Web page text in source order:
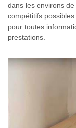
dans les environs
compétitifs
pour toutes
prestations.